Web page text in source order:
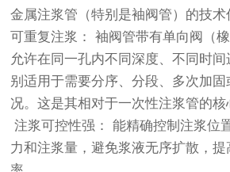
金属注浆管（特别是袖阀管）的技术
可重复注浆： 袖阀管带有单向阀（
允许在同一孔内不同深度、不同时
别适用于需要分序、分段、多次加
况。这是其相对于一次性注浆管的核
注浆可控性强： 能精确控制注浆位
力和注浆量，避免浆液无序扩散，